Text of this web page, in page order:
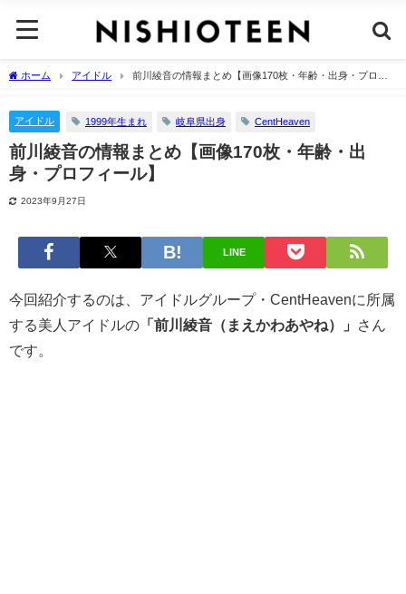
ホーム アイドル
前川綾音の情報まとめ【画像170枚・年齢・出身・プロフ
アイドル 1999年生まれ 岐阜県出身 CentHeaven
前川綾音の情報まとめ【画像170枚・年齢・出
身・プロフィール】
2023年9月27日
LINE
今回紹介するのは、アイドルグループ・CentHeavenに所属
する美人アイドルの 「前川綾音（まえかわあやね）」
さん
です。